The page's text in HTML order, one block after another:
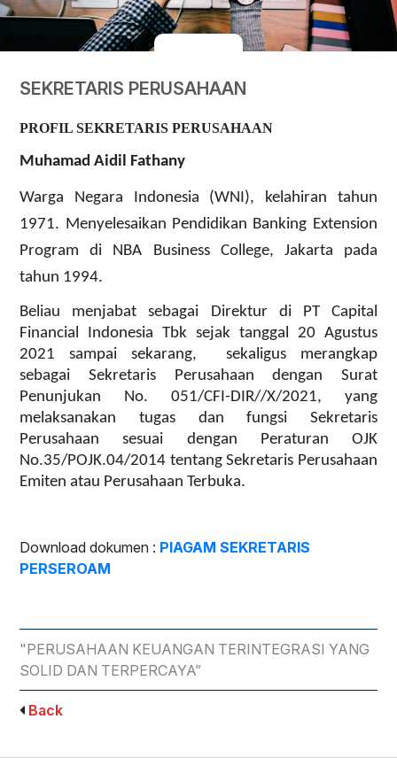
SEKRETARIS PERUSAHAAN
PROFIL SEKRETARIS PERUSAHAAN
Muhamad Aidil Fathany
Warga Negara Indonesia (WNI), kelahiran tahun
1971. Menyelesaikan Pendidikan Banking Extension
Program di NBA Business College, Jakarta pada
tahun 1994.
Beliau menjabat sebagai Direktur di PT Capital
Financial Indonesia Tbk sejak tanggal 20 Agustus
2021 sampai sekarang, sekaligus merangkap
sebagai Sekretaris Perusahaan dengan Surat
Penunjukan No. 051/CFI-DIR//X/2021, yang
melaksanakan tugas dan fungsi Sekretaris
Perusahaan sesuai dengan Peraturan OJK
No.35/POJK.04/2014 tentang Sekretaris Perusahaan
Emiten atau Perusahaan Terbuka.
Download dokumen : PIAGAM SEKRETARIS
PERSEROAM
"PERUSAHAAN KEUANGAN TERINTEGRASI YANG
SOLID DAN TERPERCAYA”
Back